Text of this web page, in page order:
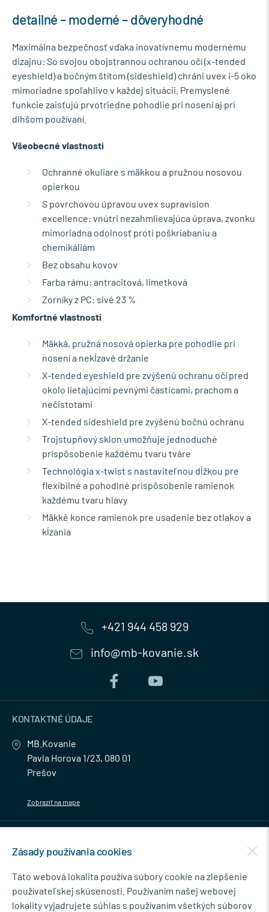
detailné – moderné – dôveryhodné
Maximálna bezpečnosť vďaka inovatívnemu modernému
dizajnu: So svojou obojstrannou ochranou očí (x-tended
eyeshield) a bočným štítom (sideshield) chráni uvex i-5 oko
mimoriadne spoľahlivo v každej situácii. Premyslené
funkcie zaisťujú prvotriedne pohodlie pri nosení aj pri
dlhšom používaní.
Všeobecné vlastnosti
Ochranné okuliare s mäkkou a pružnou nosovou
opierkou
S povrchovou úpravou uvex supravision
excellence: vnútri nezahmlievajúca úprava, zvonku
mimoriadna odolnosť proti poškriabaniu a
chemikáliám
Bez obsahu kovov
Farba rámu: antracitová, limetková
Zorníky z PC: sivé 23 %
Komfortné vlastnosti
Mäkká, pružná nosová opierka pre pohodlie pri
nosení a nekĺzavé držanie
X-tended eyeshield pre zvýšenú ochranu očí pred
okolo lietajúcimi pevnými časticami, prachom a
nečistotami
X-tended sideshield pre zvýšenú bočnú ochranu
Trojstupňový sklon umožňuje jednoduché
prispôsobenie každému tvaru tváre
Technológia x-twist s nastaviteľnou dĺžkou pre
flexibilné a pohodlné prispôsobenie ramienok
každému tvaru hlavy
Mäkké konce ramienok pre usadenie bez otlakov a
kĺzania
+421 944 458 929
info@mb-kovanie.sk
KONTAKTNÉ ÚDAJE
MB.Kovanie
Pavla Horova 1/23, 080 01
Prešov
Zobraziť na mape
NEWSLETTER
Zásady používania cookies
Táto webová lokalita používa súbory cookie na zlepšenie
používateľskej skúsenosti. Používaním našej webovej
lokality vyjadrujete súhlas s používaním všetkých súborov